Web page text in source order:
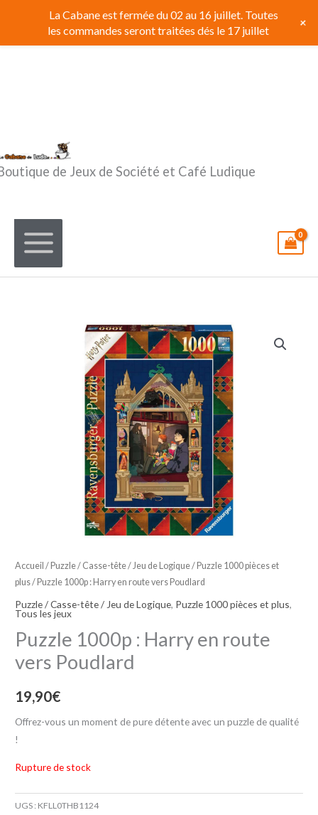
contenu
de Jeux de Société et Café Ludique
Accueil / Puzzle / Casse-tête / Jeu de Logique/ Puzzle 1000 pièces et
plus/ Puzzle 1000p : Harry en route vers Poudlard
Puzzle / Casse-tête / Jeu de Logique, Puzzle 1000 pièces et plus,
Tous les jeux
Puzzle 1000p : Harry en route
vers Poudlard
19,90€
Offrez-vous un moment de pure détente avec un puzzle de qualité
!
Rupture de stock
UGS : KFLL0THB1124
La Cabane est fermée du 02 au 16 juillet. Toutes
les commandes seront traitées dés le 17 juillet
+